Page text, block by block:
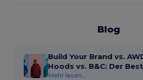
Blog
Build Your Brand vs.
Hoods vs. B&C: Der
Mehr lesen...